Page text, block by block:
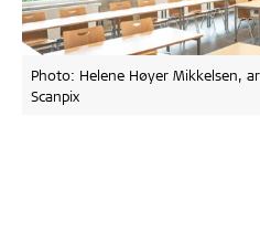
Photo: Helene Høyer Mikkelsen,
Scanpix